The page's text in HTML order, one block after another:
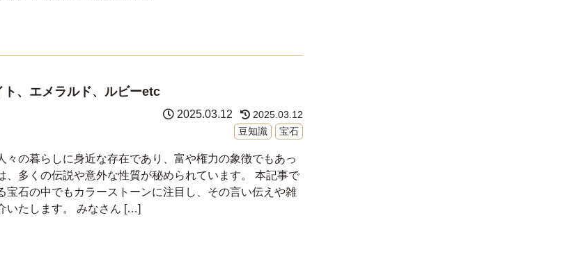
、エメラルド、ルビーetc
2025.03.12
2025.03.12
豆知識
宝石
々の暮らしに身近な存在であり、富や権力の象徴でもあっ
、多くの伝説や意外な性質が秘められています。 本記事で
宝石の中でもカラーストーンに注目し、その言い伝えや雑
いたします。 みなさん […]